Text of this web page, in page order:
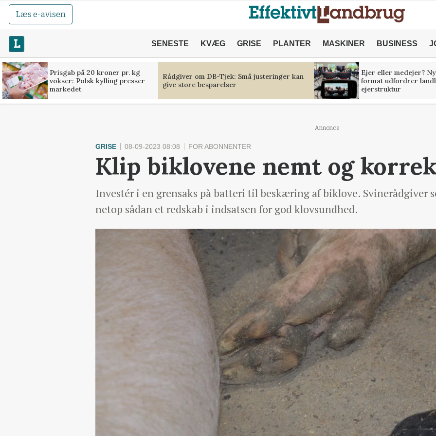
Læs e-avisen
SENESTE KVÆG GRISE PLANTER MASKINER BUSINESS
Prisgab på 20 kroner pr. kg
vokser: Polsk kylling presser
markedet
Rådgiver om DB-Tjek: Små justeringer kan
give store besparelser
Ejer eller medejer?
format udfordrer
ejerstruktur
Annonce
GRISE 08-09-2023 08:08 FOR ABONNENTER
Klip biklovene nemt og
Investér i en grensaks på batteri til beskæring af biklove. Svinerådgiver
netop sådan et redskab i indsatsen for god klovsundhed.